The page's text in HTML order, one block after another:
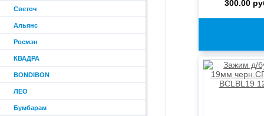
Светоч
Альянс
Росмэн
КВАДРА
BONDIBON
ЛЕО
Бумбарам
300.00